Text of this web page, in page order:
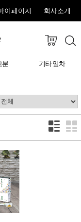
이페이지 회사소개
분 기타 잎차